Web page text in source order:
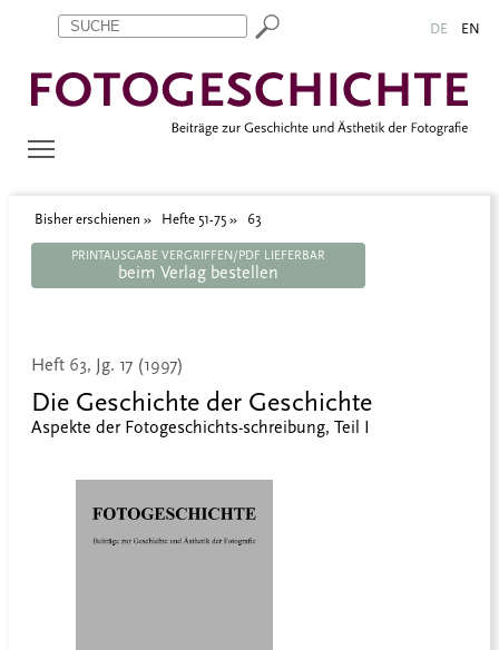
Zum Inhalt springen
Aktuelle Seite: 63 DE EN
Bisher erschienen Hefte 51-75 63
PRINTAUSGABE VERGRIFFEN/PDF LIEFERBAR
beim Verlag bestellen
Heft 63, Jg. 17 (1997)
Die Geschichte der Geschichte
Aspekte der Fotogeschichts-schreibung, Teil I